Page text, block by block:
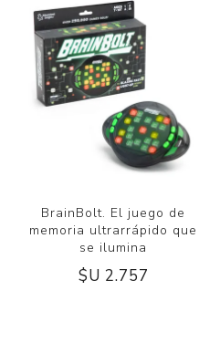
BrainBolt. El juego de
memoria ultrarrápido que
se ilumina
$U 2.757